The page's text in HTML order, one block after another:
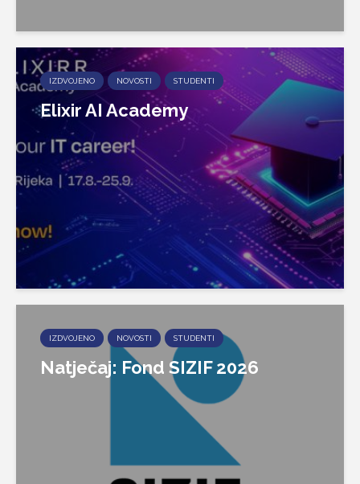
IZDVOJENO NOVOSTI STUDENTI
Elixir AI Academy
IZDVOJENO NOVOSTI STUDENTI
Natječaj: Fond SIZIF 2026